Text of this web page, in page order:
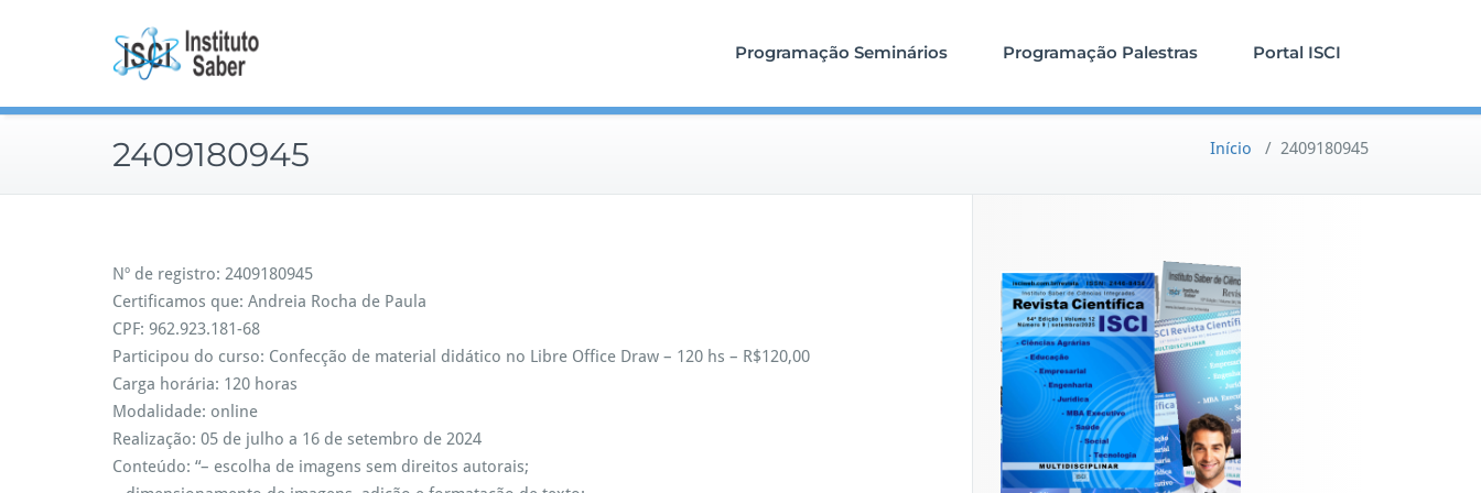
Programação Seminários Programação Palestras Portal ISCI
2409180945 Início / 2409180945
Nº de registro: 2409180945
Certificamos que: Andreia Rocha de Paula
CPF: 962.923.181-68
Participou do curso: Confecção de material didático no Libre Office Draw – 120 hs – R$120,00
Carga horária: 120 horas
Modalidade: online
Realização: 05 de julho a 16 de setembro de 2024
Conteúdo: “– escolha de imagens sem direitos autorais;